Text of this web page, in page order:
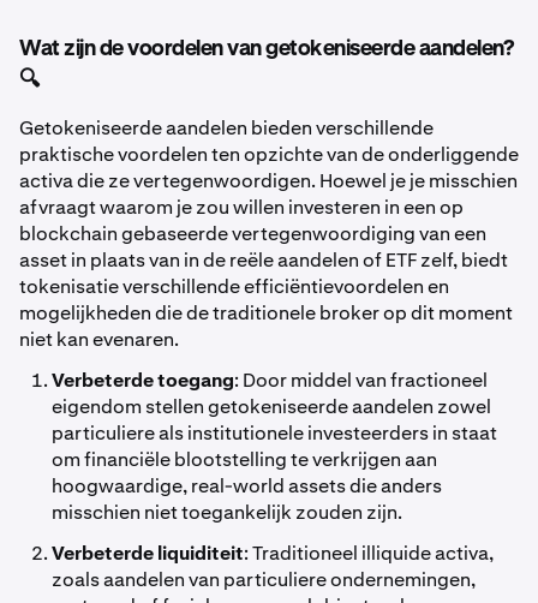
Wat zijn de voordelen van getokeniseerde aandelen?
🔍
Getokeniseerde aandelen bieden verschillende
praktische voordelen ten opzichte van de onderliggende
activa die ze vertegenwoordigen. Hoewel je je misschien
afvraagt waarom je zou willen investeren in een op
blockchain gebaseerde vertegenwoordiging van een
asset in plaats van in de reële aandelen of ETF zelf, biedt
tokenisatie verschillende efficiëntievoordelen en
mogelijkheden die de traditionele broker op dit moment
niet kan evenaren.
Verbeterde toegang: Door middel van fractioneel
eigendom stellen getokeniseerde aandelen zowel
particuliere als institutionele investeerders in staat
om financiële blootstelling te verkrijgen aan
hoogwaardige, real-world assets die anders
misschien niet toegankelijk zouden zijn.
Verbeterde liquiditeit: Traditioneel illiquide activa,
zoals aandelen van particuliere ondernemingen,